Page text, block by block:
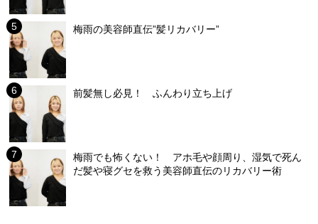
梅雨の美容師直伝”髪リカバリー”
前髪無し必見！ ふんわり立ち上げ
梅雨でも怖くない！ アホ毛や顔周り、湿気で死ん
だ髪や寝グセを救う美容師直伝のリカバリー術